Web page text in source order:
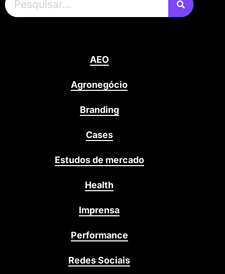
AEO
Agronegócio
Branding
Cases
Estudos de mercado
Health
Imprensa
Performance
Redes Sociais